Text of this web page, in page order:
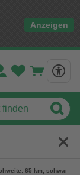
Anzeigen
65 km, schwarz